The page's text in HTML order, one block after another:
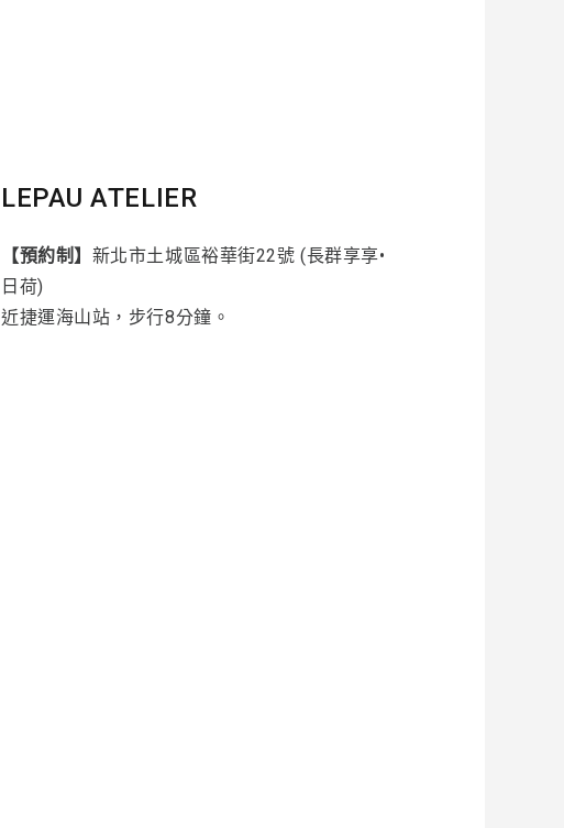
LEPAU ATELIER
【預約制】 新北市土城區裕華街22號 (長群享享•
日荷)
近捷運海山站，步行8分鐘。